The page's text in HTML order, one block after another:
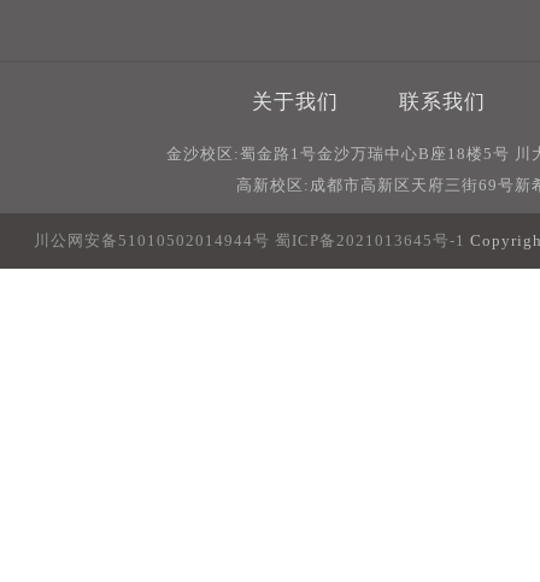
关于我们 联系我们
金沙校区:蜀金路1号金沙万瑞中心B座18楼5号
高新校区:成都市高新区天府三街69号
川公网安备51010502014944号 蜀ICP备2021013645号-1